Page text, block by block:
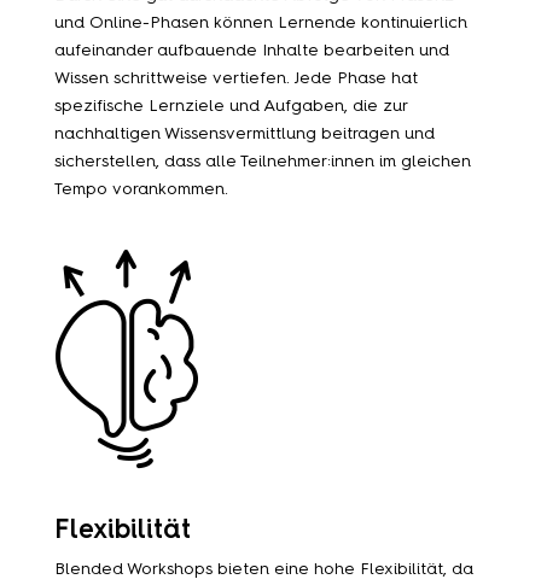
und Online-Phasen können Lernende kontinuierlich
aufeinander aufbauende Inhalte bearbeiten und
Wissen schrittweise vertiefen. Jede Phase hat
spezifische Lernziele und Aufgaben, die zur
nachhaltigen Wissensvermittlung beitragen und
sicherstellen, dass alle Teilnehmer:innen im gleichen
Tempo vorankommen.
Flexibilität
Blended Workshops bieten eine hohe Flexibilität, da